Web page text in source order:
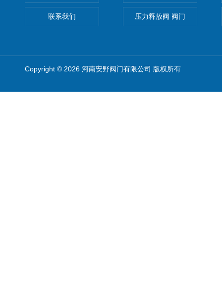
联系我们 压力释放阀 阀门
Copyright © 2026 河南安野阀门有限公司 版权所有